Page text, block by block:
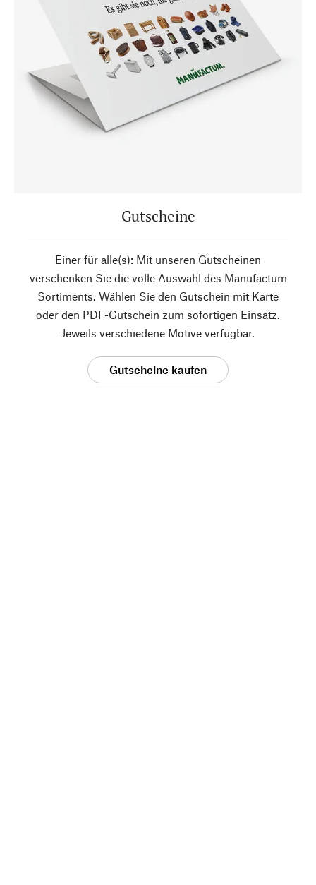
Gutscheine
Einer für alle(s): Mit unseren Gutscheinen
verschenken Sie die volle Auswahl des Manufactum
Sortiments. Wählen Sie den Gutschein mit Karte
oder den PDF-Gutschein zum sofortigen Einsatz.
Jeweils verschiedene Motive verfügbar.
Gutscheine kaufen